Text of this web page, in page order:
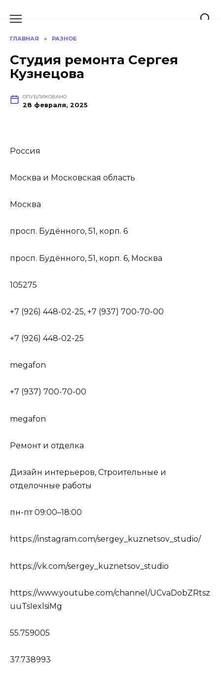
ГЛАВНАЯ » РАЗНОЕ
Студия ремонта Сергея
Кузнецова
ОПУБЛИКОВАНО
28 февраля, 2025
Россия
Москва и Московская область
Москва
просп. Будённого, 51, корп. 6
просп. Будённого, 51, корп. 6, Москва
105275
+7 (926) 448-02-25, +7 (937) 700-70-00
+7 (926) 448-02-25
megafon
+7 (937) 700-70-00
megafon
Ремонт и отделка
Дизайн интерьеров, Строительные и
отделочные работы
пн-пт 09:00–18:00
https://instagram.com/sergey_kuznetsov_studio/
https://vk.com/sergey_kuznetsov_studio
https://www.youtube.com/channel/UCvaDobZRtsz
uuTsIexlsiMg
55.759005
37.738993